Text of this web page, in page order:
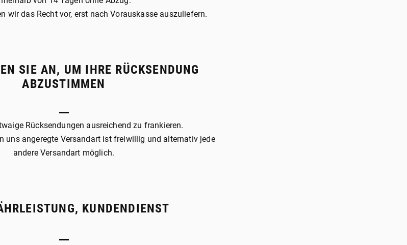
wir das Recht vor, erst nach Vorauskasse auszuliefern.
SIE AN, UM IHRE RÜCKSENDUNG
ABZUSTIMMEN
Rücksendungen ausreichend zu frankieren.
uns angeregte Versandart ist freiwillig und alternativ jede
andere Versandart möglich.
KUNDENDIENST